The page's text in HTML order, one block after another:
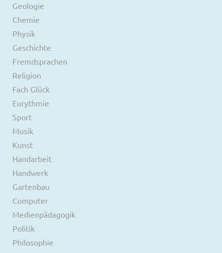
Geologie
Chemie
Physik
Geschichte
Fremdsprachen
Religion
Fach Glück
Eurythmie
Sport
Musik
Kunst
Handarbeit
Handwerk
Gartenbau
Computer
Medienpädagogik
Politik
Philosophie